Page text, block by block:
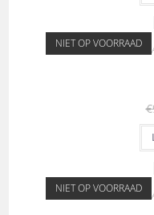
NIET OP VOORRAAD
€
NIET OP VOORRAAD